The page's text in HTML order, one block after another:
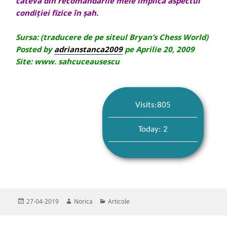
condiției fizice în șah.
Sursa: (traducere de pe siteul Bryan’s Chess World)
Posted byadrianstanca2009pe Aprilie 20, 2009
Site: www. sahcuceausescu
Visits:805
Today: 2
Publicat
27-04-2019 Autor
Norica Categorii
Articole